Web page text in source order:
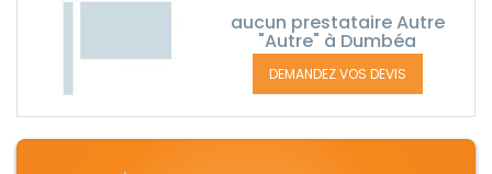
aucun prestataire Autre
"Autre" à Dumbéa
DEMANDEZ VOS DEVIS